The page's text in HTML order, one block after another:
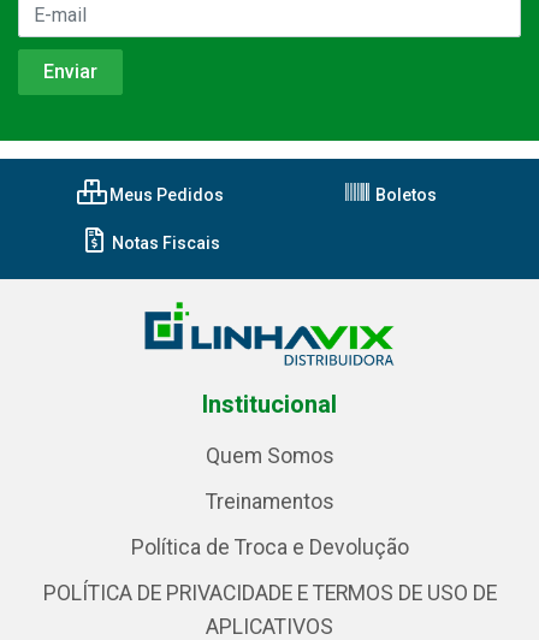
Meus Pedidos Boletos
Notas Fiscais
Institucional
Quem Somos
Treinamentos
Política de Troca e Devolução
POLÍTICA DE PRIVACIDADE E TERMOS DE USO DE
APLICATIVOS